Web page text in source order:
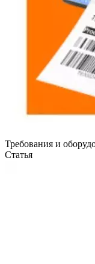
Требования и
Статья